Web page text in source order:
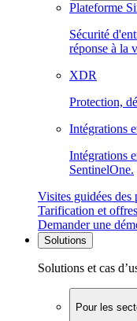
Plateforme
Sécurité
réponse à la
XDR
Protection,
Intégrations
Intégrations
SentinelOne.
Visites guidées des
Tarification et offres
Demander une
Solutions
Solutions et cas
Pour les